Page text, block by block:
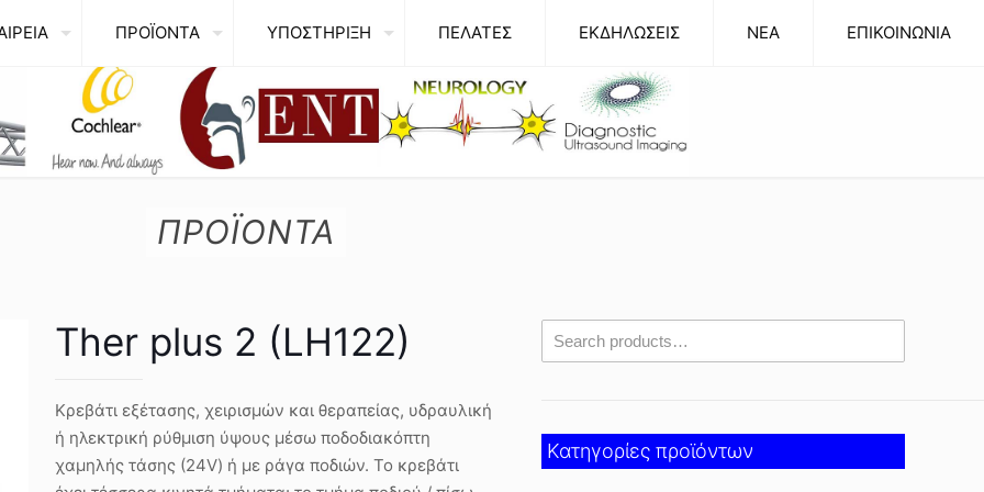
ΠΡΟΪΟΝΤΑ ΥΠΟΣΤΗΡΙΞΗ ΠΕΛΑΤΕΣ ΕΚΔΗΛΩΣΕΙΣ NEA ΕΠΙΚΟΙΝΩΝΙΑ
ΠΡΟΪΟΝΤΑ
Ther plus 2 (LH122)
Κρεβάτι εξέτασης, χειρισμών και θεραπείας, υδραυλική
ή ηλεκτρική ρύθμιση ύψους μέσω ποδοδιακόπτη
χαμηλής τάσης (24V) ή με ράγα ποδιών. Το κρεβάτι
Κατηγορίες προϊόντων